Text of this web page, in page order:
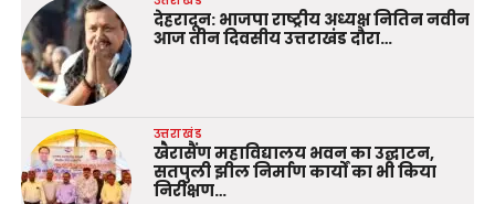
देहरादून: भाजपा राष्ट्रीय अध्यक्ष नितिन नवीन
आज तीन दिवसीय उत्तराखंड दौरा…
उत्तराखंड
खैरासैंण महाविद्यालय भवन का उद्घाटन,
सतपुली झील निर्माण कार्यों का भी किया
निरीक्षण…